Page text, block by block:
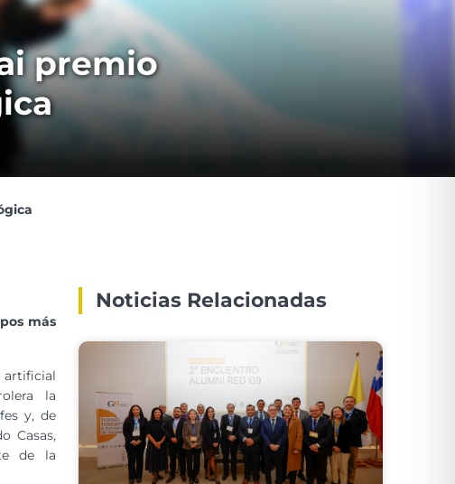
premio
más
la
y, de
Casas,
de la
Noticias Relacionadas